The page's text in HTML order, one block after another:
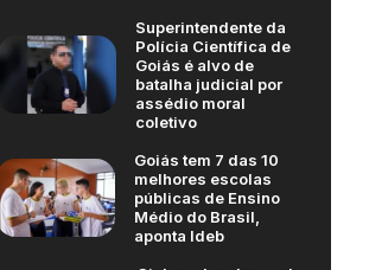
Superintendente da
Polícia Científica de
Goiás é alvo de
batalha judicial por
assédio moral
coletivo
Goiás tem 7 das 10
melhores escolas
públicas de Ensino
Médio do Brasil,
aponta Ideb